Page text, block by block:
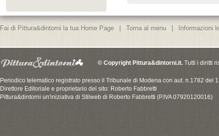
Fai di Pittura&dintorni la tua Home Page Torna al menu Informazioni
© Copyright Pittura&dintorni.it. Tutti i diritti
Periodico telematico registrato presso il Tribunale di Modena con aut. n.1782
Direttore Editoriale e proprietario del sito: Roberto Fabbretti
Pittura&dintorni un'iniziativa di Stilweb di Roberto Fabbretti (P.IVA 07920120016)